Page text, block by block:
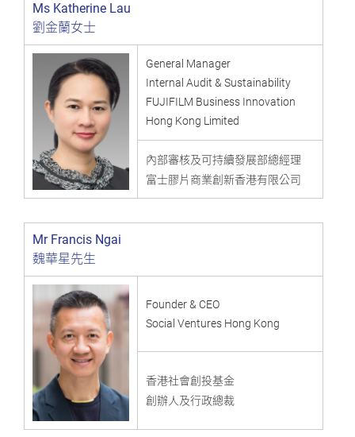
Ms Katherine Lau
劉金蘭女士
General Manager
Internal Audit & Sustainability
FUJIFILM Business Innovation
Hong Kong Limited
內部審核及可持續發展部總經理
富士膠片商業創新香港有限公司
Mr Francis Ngai
魏華星先生
Founder & CEO
Social Ventures Hong Kong
香港社會創投基金
創辦人及行政總裁